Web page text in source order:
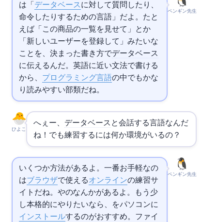
ペンギン先生
は「 データベースに対して質問したり、
命令したりするための言語」だよ。たと
えば「この商品の一覧を見せて」とか
「新しいユーザーを登録して」みたいな
ことを、決まった書き方でデータベース
に伝えるんだ。英語に近い文法で書ける
から、 プログラミング言語の中でもかな
り読みやすい部類だね。
ひよこ
へぇー、 データベース と会話する言語なんだ
ね！でも練習するには何か環境がいるの？
ペンギン先生
いくつか方法があるよ。一番お手軽なの
はブラウザで使えるオンラインの練習サ
イトだね。DB FiddleやsqlitetutorialのTryなんかがあるよ。もう少
し本格的にやりたいなら、
をパソコンに
インストールするのがおすすめ。ファイ